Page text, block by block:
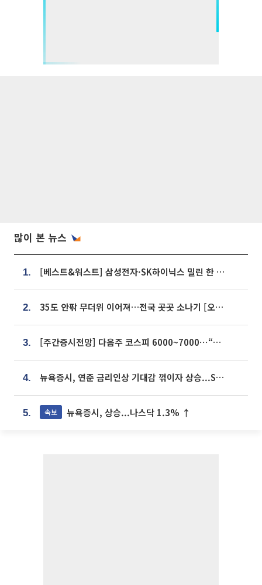
많이 본 뉴스
1. [베스트&워스트] 삼성전자·SK하이닉스 밀린 한 주…상상인증권은 85% 급등
2. 35도 안팎 무더위 이어져…전국 곳곳 소나기 [오늘 날씨]
3. [주간증시전망] 다음주 코스피 6000~7000⋯“外人 수급은 정책이 변수”
4. 뉴욕증시, 연준 금리인상 기대감 꺾이자 상승...S&P500 사상 최고치 [종합]
5. 속보 뉴욕증시, 상승...나스닥 1.3% ↑